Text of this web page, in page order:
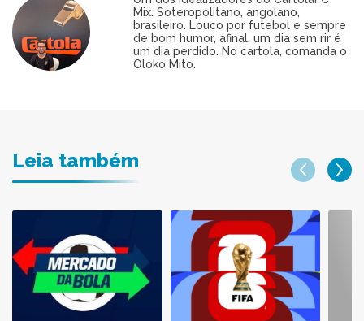
Mix. Soteropolitano, angolano,
brasileiro. Louco por futebol e sempre
de bom humor, afinal, um dia sem rir é
um dia perdido. No cartola, comanda o
Oloko Mito.
Leia também